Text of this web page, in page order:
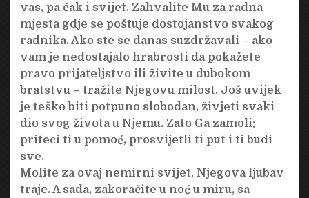
vas, pa čak i svijet. Zahvalite Mu za radna
mjesta gdje se poštuje dostojanstvo svakog
radnika. Ako ste se danas suzdržavali – ako
vam je nedostajalo hrabrosti da pokažete
pravo prijateljstvo ili živite u dubokom
bratstvu – tražite Njegovu milost. Još uvijek
je teško biti potpuno slobodan, živjeti svaki
dio svog života u Njemu. Zato Ga zamoli:
priteci ti u pomoć, prosvijetli ti put i ti budi
sve.
Molite za ovaj nemirni svijet. Njegova ljubav
traje. A sada, zakoračite u noć u miru, sa